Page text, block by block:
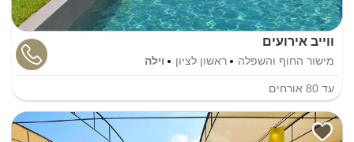
ווייב אירועים
מישור החוף והשפלה ראשון לציון וילה
עד 80 אורחים